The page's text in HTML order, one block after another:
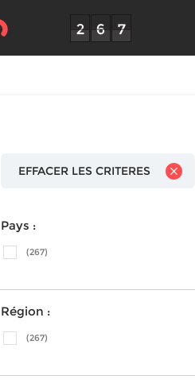
EFFACER LES CRITERES
Pays :
(267)
Région :
(267)